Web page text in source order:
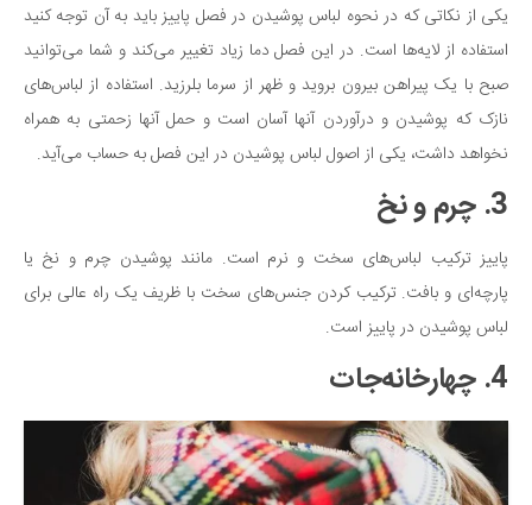
طنز
فال
مسابقه
اخبار
یکی از نکاتی که در نحوه لباس پوشیدن در فصل پاییز باید به آن توجه کنید
استفاده از لایه‌ها است. در این فصل دما زیاد تغییر می‌کند و شما می‌توانید
صبح با یک پیراهن بیرون بروید و ظهر از سرما بلرزید. استفاده از لباس‌های
نازک که پوشیدن و درآوردن آنها آسان است و حمل آنها زحمتی به همراه
نخواهد داشت، یکی از اصول لباس پوشیدن در این فصل به حساب می‌آید.
3. چرم و نخ
پاییز ترکیب لباس‌های سخت و نرم است. مانند پوشیدن چرم و نخ یا
پارچه‌ای و بافت. ترکیب کردن جنس‌های سخت با ظریف یک راه عالی برای
لباس پوشیدن در پاییز است.
4. چهارخانه‌جات